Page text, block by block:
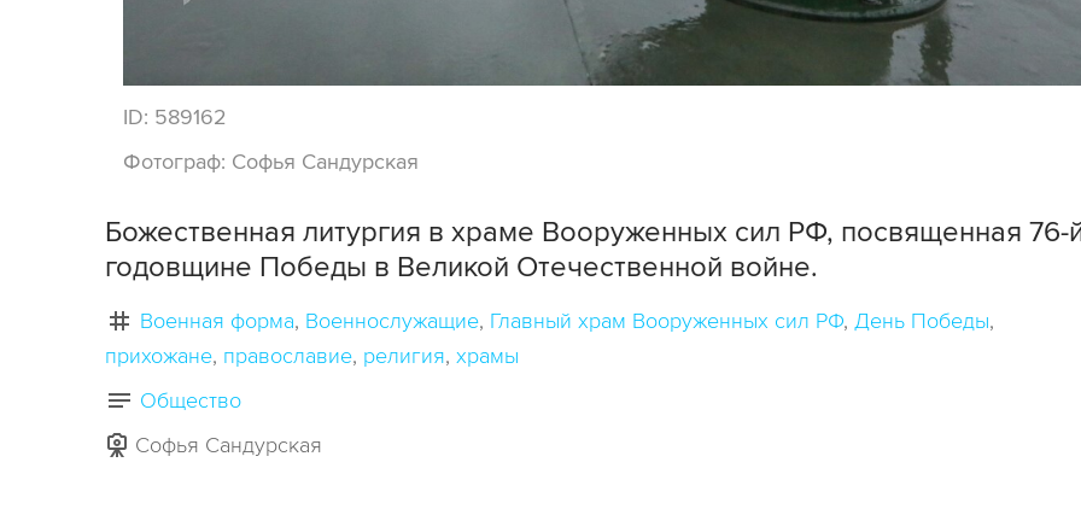
ID: 589162
Фотограф: Софья Сандурская
Божественная литургия в храме Вооруженных сил РФ, посвященная 76-
годовщине Победы в Великой Отечественной войне.
Военная форма Военнослужащие Главный храм Вооруженных сил РФ День Победы
прихожане православие религия храмы
Общество
Софья Сандурская